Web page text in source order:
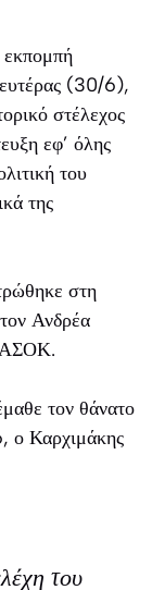
εκπομπή
(30/6),
στέλεχος
εφ’ όλης
του
της
στη
Ανδρέα
τον θάνατο
ο Καρχιμάκης
του